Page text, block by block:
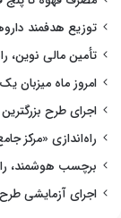
توزیع هدفمند
تأمین مالی نوین،
امروز ماه میزبان
اجرای طرح
راه‌اندازی «مرکز
برچسب هوشمند،
اجرای آزمایشی